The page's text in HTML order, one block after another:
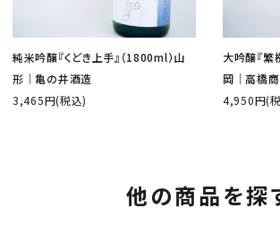
純米吟醸『くどき上手』（1800ml）山
形│亀の井酒造
3,465円(税込)
大吟醸『
岡│高橋
4,950円(
他の商品を探